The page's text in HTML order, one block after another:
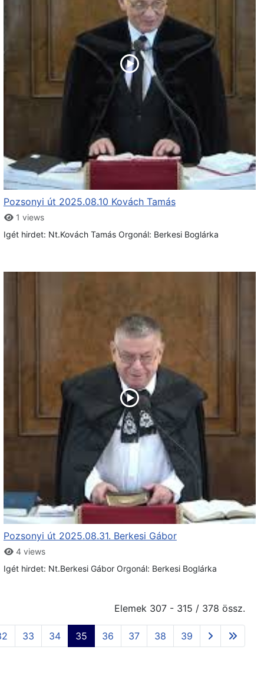
Pozsonyi út 2025.08.10 Kovách Tamás
1 views
Igét hirdet: Nt.Kovách Tamás Orgonál: Berkesi Boglárka
Pozsonyi út 2025.08.31. Berkesi Gábor
4 views
Igét hirdet: Nt.Berkesi Gábor Orgonál: Berkesi Boglárka
Elemek 307 - 315 / 378 össz.
33 34 35 36 37 38 39